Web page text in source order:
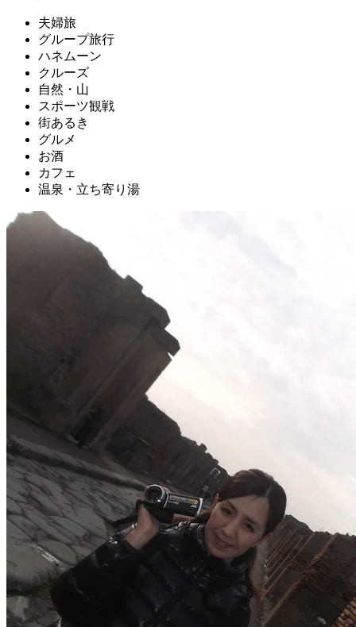
夫婦旅
グループ旅行
ハネムーン
クルーズ
自然・山
スポーツ観戦
街あるき
グルメ
お酒
カフェ
温泉・立ち寄り湯